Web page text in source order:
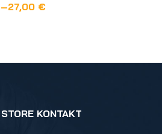
–27,00 €
KONTAKT